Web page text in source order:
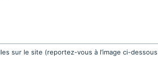
sur le site (reportez-vous à l’image ci-dessous